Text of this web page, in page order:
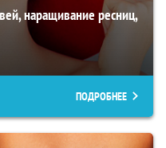
наращивание ресниц,
ПОДРОБНЕЕ